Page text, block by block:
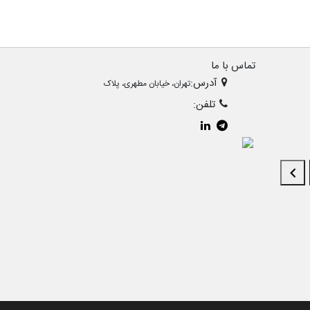
تماس با ما
آدرس:تهران، خیابان مطهری، پلاک
تلفن: